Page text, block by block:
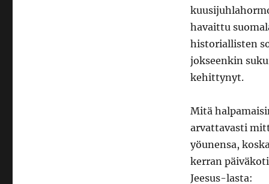
havaittu
historiallisten
jokseenkin
kehittynyt.
Mitä
arvattavasti
yöunensa,
kerran
Jeesus-lasta: